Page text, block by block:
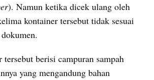
). Namun ketika dicek ulang oleh
kontainer tersebut tidak sesuai
berisi campuran sampah
yang mengandung bahan